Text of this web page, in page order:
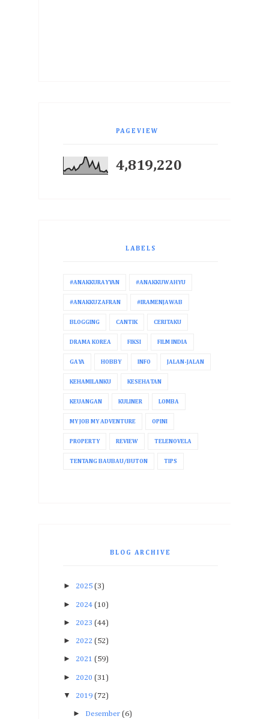
PAGEVIEW
4,819,220
LABELS
#ANAKKURAYYAN #ANAKKUWAHYU
#ANAKKUZAFRAN #IRAMENJAWAB
BLOGGING CANTIK CERITAKU
DRAMA KOREA FIKSI FILM INDIA
GAYA HOBBY INFO JALAN-JALAN
KEHAMILANKU KESEHATAN
KEUANGAN KULINER LOMBA
MY JOB MY ADVENTURE OPINI
PROPERTY REVIEW TELENOVELA
TENTANG BAUBAU/BUTON TIPS
BLOG ARCHIVE
► 2025 (3)
► 2024 (10)
► 2023 (44)
► 2022 (52)
► 2021 (59)
► 2020 (31)
▼ 2019 (72)
► Desember (6)